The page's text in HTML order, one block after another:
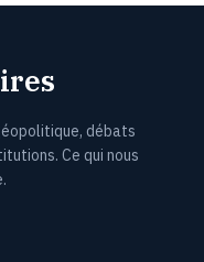
débats
Ce qui nous